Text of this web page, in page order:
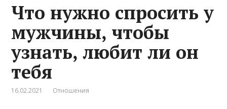
Что нужно спросить у
мужчины, чтобы
узнать, любит ли он
тебя
16.02.2021 Отношения